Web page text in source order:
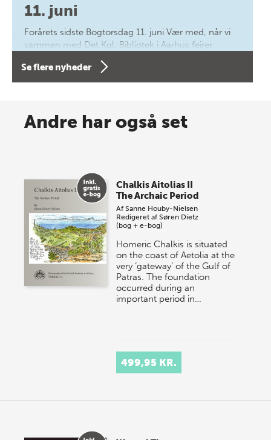
11. juni
Forårets sidste Bogtorsdag 11. juni Vær med, når vi
sammen med Det Kgl. Bibliotek i Aarhus fejrer
forfatterne bag vores nyes…
Spar op til 70% til sommer-
store sommer-lagersalg, så sæt kryds i kalenderen
onsdag den 10. j…
Se flere nyheder
Andre har også set
Chalkis Aitolias II
The Archaic Period
AfSanne Houby-Nielsen
Redigeret afSøren Dietz
(bog + e-bog)
Homeric Chalkis is situated
on the coast of Aetolia at the
very ‘gateway’ of the Gulf of
Patras. The foundation
occurred during an
important period in…
499,95 KR.